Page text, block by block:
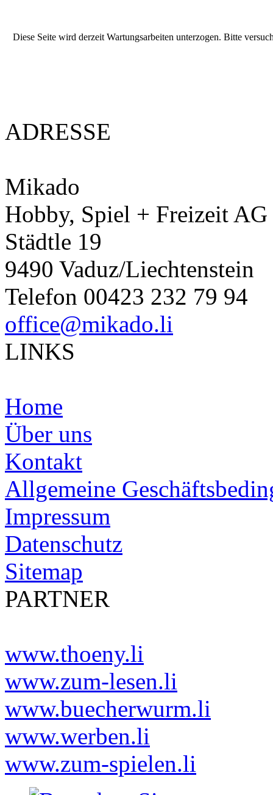
Diese Seite wird derzeit Wartungsarbeiten unterzogen. Bitte
ADRESSE
Mikado
Hobby, Spiel + Freizeit AG
Städtle 19
9490 Vaduz/Liechtenstein
Telefon 00423 232 79 94
office@mikado.li
LINKS
Home
Über uns
Kontakt
Allgemeine
Impressum
Datenschutz
Sitemap
PARTNER
www.thoeny.li
www.zum-lesen.li
www.buecherwurm.li
www.werben.li
www.zum-spielen.li